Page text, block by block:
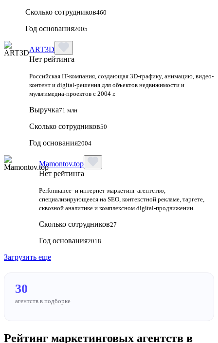
Сколько сотрудников460
Год основания2005
ART3D
Нет рейтинга
Российская IT-компания, создающая 3D-графику, анимацию, видео-
контент и digital-решения для объектов недвижимости и
мультимедиа-проектов с 2004 г.
Выручка71 млн
Сколько сотрудников50
Год основания2004
Mamontov.top
Нет рейтинга
Performance‑ и интернет‑маркетинг‑агентство,
специализирующееся на SEO, контекстной рекламе, таргете,
сквозной аналитике и комплексном digital‑продвижении.
Сколько сотрудников27
Год основания2018
Загрузить еще
30
агентств в подборке
Рейтинг маркетинговых агентств в